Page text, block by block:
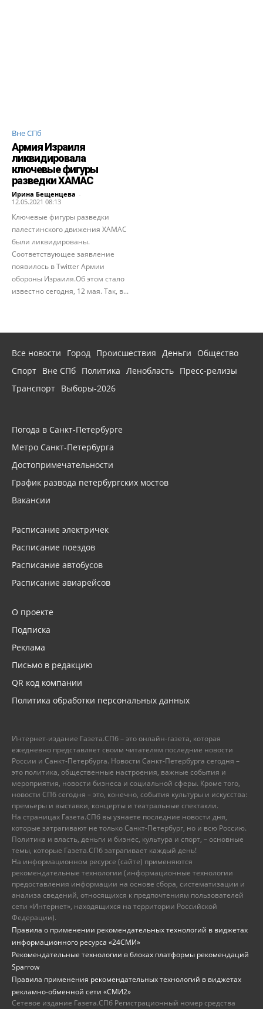
Вне СПб
Армия Израиля
ликвидировала
ключевые фигуры
разведки ХАМАС
Ирина Бещенцева -
12.05.2021 08:13
Ключевые фигуры разведки
палестинского движения ХАМАС
были ликвидированы.
Соответствующее заявление
появилось в Twitter Армии
обороны Израиля.Об этом стало
известно сегодня, 12 мая. Так, в...
Все новости Город Происшествия Деньги
Общество
Спорт Вне СПб Политика Ленобласть Пресс-релизы
Транспорт Выборы-2026
Погода в Санкт-Петербурге
Метро Санкт-Петербурга
Достопримечательности
График развода петербургских мостов
Вакансии
Расписание электричек
Расписание поездов
Расписание автобусов
Расписание авиарейсов
О проекте
Подписка
Реклама
Письмо в редакцию
QR код компании
Политика обработки персональных данных
Интернет-издание Газета.СПб – это онлайн-газета, которая
ежедневно представляет своим читателям последние новости
России и Санкт-Петербурга. Новости Санкт-Петербурга сегодня –
это политика, общественные настроения, важные события и
мероприятия, новости бизнеса и социальной сферы. Кроме того,
новости СПб сегодня – это, конечно, события культуры и искусства:
премьеры и выставки, концерты и театральные спектакли.
На страницах Газета.СПб вы узнаете последние новости дня,
которые затрагивают не только Санкт-Петербург, но и всю Россию.
Политика и власть, деньги и бизнес, культура и спорт, – основные
темы, которые Газета.СПб затрагивает каждый день!
На информационном ресурсе (сайте) применяются
рекомендательные технологии (информационные технологии
предоставления информации на основе сбора, систематизации и
анализа сведений, относящихся к предпочтениям пользователей
сети «Интернет», находящихся на территории Российской
Федерации).
Правила о применении рекомендательных технологий в виджетах
информационного ресурса «24СМИ»
Рекомендательные технологии в блоках платформы рекомендаций
Sparrow
Правила применения рекомендательных технологий в виджетах
рекламно-обменной сети «СМИ2»
Сетевое издание Газета.СПб Регистрационный номер средства